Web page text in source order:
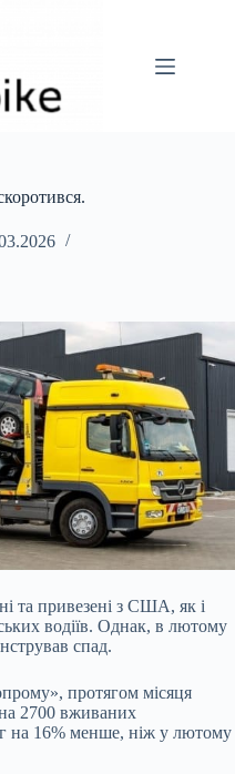
та привезені з США, як і
водіїв. Однак, в лютому
спад.
протягом місяця
2700 вживаних
на 16% менше, ніж у лютому